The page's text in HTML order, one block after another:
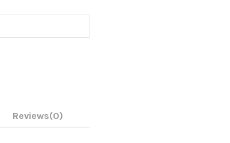
Reviews(0)